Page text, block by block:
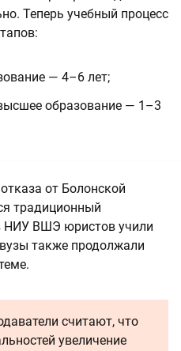
Теперь учебный процесс
— 4–6 лет;
образование — 1–3
от Болонской
традиционный
НИУ ВШЭ юристов учили
также продолжали
считают, что
увеличение